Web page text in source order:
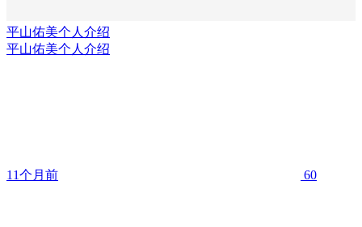
平山佑美个人介绍
平山佑美个人介绍
11个月前 60